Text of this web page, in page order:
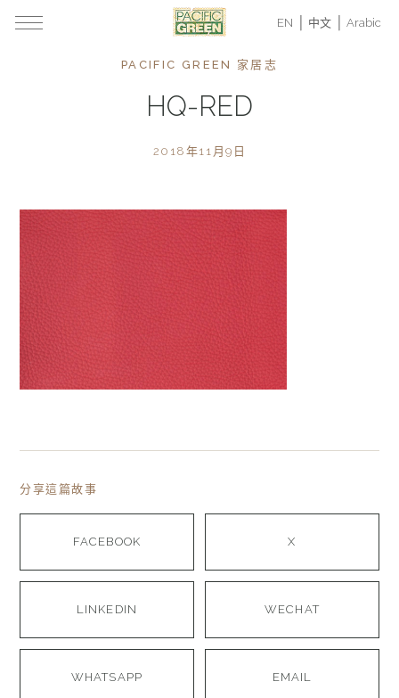
EN 中文 Arabic
PACIFIC GREEN 家居志
HQ-RED
2018年11月9日
分享這篇故事
FACEBOOK X
LINKEDIN WECHAT
WHATSAPP EMAIL